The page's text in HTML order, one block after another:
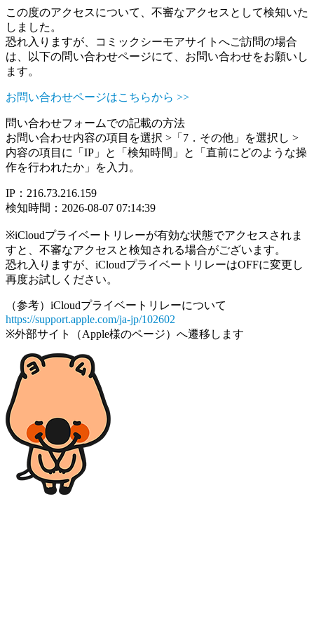
この度のアクセスについて、不審なアクセスとして検知いた
しました。
恐れ入りますが、コミックシーモアサイトへご訪問の場合
は、以下の問い合わせページにて、お問い合わせをお願いし
ます。
お問い合わせページはこちらから >>
問い合わせフォームでの記載の方法
お問い合わせ内容の項目を選択 >「7．その他」を選択し >
内容の項目に「IP」と「検知時間」と「直前にどのような操
作を行われたか」を入力。
IP：216.73.216.159
検知時間：2026-08-07 07:14:39
※iCloudプライベートリレーが有効な状態でアクセスされま
すと、不審なアクセスと検知される場合がございます。
恐れ入りますが、iCloudプライベートリレーはOFFに変更し
再度お試しください。
（参考）iCloudプライベートリレーについて
https://support.apple.com/ja-jp/102602
※外部サイト（Apple様のページ）へ遷移します